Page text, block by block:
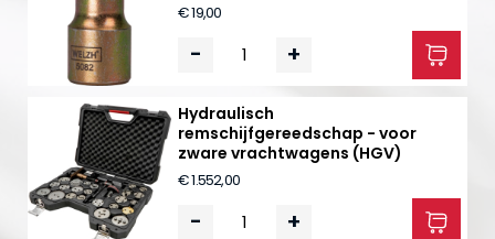
€ 19,00
- +
Hydraulisch
remschijfgereedschap - voor
zware vrachtwagens (HGV)
€ 1.552,00
- +